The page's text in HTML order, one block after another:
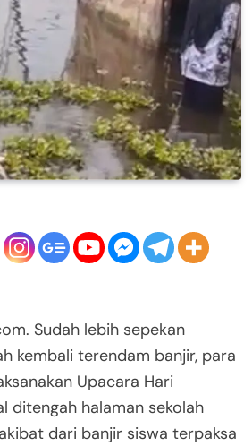
Sudah lebih sepekan
kembali terendam banjir, para
Upacara Hari
ditengah halaman sekolah
dari banjir siswa terpaksa